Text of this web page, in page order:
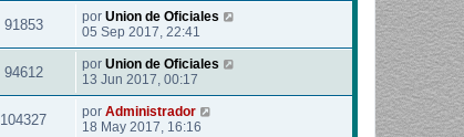
91853 por Union de Oficiales
05 Sep 2017, 22:41
94612 por Union de Oficiales
13 Jun 2017, 00:17
104327 por Administrador
18 May 2017, 16:16